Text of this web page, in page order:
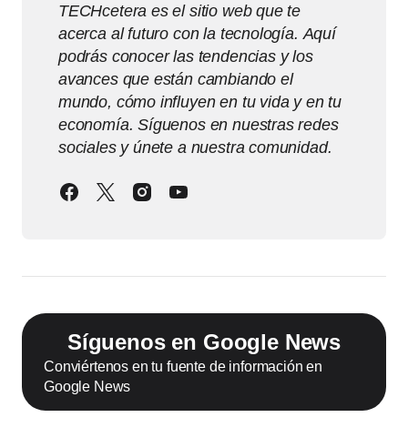
TECHcetera es el sitio web que te
acerca al futuro con la tecnología. Aquí
podrás conocer las tendencias y los
avances que están cambiando el
mundo, cómo influyen en tu vida y en tu
economía. Síguenos en nuestras redes
sociales y únete a nuestra comunidad.
Síguenos en Google News
Conviértenos en tu fuente de información en
Google News